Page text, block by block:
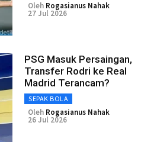
Oleh Rogasianus Nahak
27 Jul 2026
PSG Masuk Persaingan,
Transfer Rodri ke Real
Madrid Terancam?
SEPAK BOLA
Oleh Rogasianus Nahak
26 Jul 2026